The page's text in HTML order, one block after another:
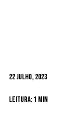
22 Julho, 2023
Leitura: 1 min